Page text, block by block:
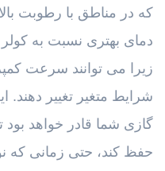
که در مناطق با رطوبت
دمای بهتری نسبت به کولر
زیرا می توانند سرعت
شرایط متغیر تغییر دهند.
گازی شما قادر خواهد
حفظ کند، حتی زمانی که